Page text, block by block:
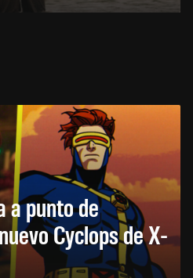
a punto de
Cyclops de X-